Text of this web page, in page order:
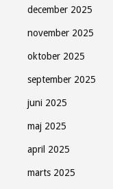
december 2025
november 2025
oktober 2025
september 2025
juni 2025
maj 2025
april 2025
marts 2025